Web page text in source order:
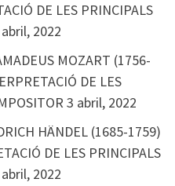
DE LES PRINCIPALS
2022
MOZART (1756-
DE LES
3 abril, 2022
HÄNDEL (1685-1759)
DE LES PRINCIPALS
2022